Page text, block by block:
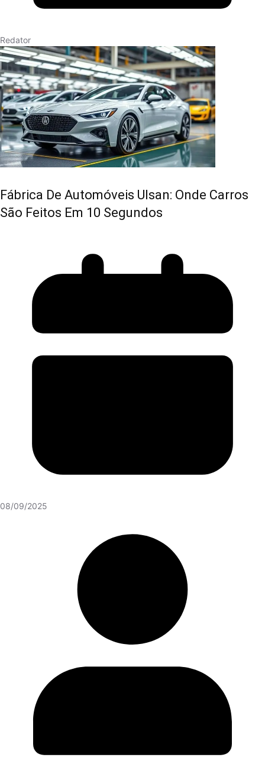
Redator
Fábrica De Automóveis Ulsan: Onde Carros
São Feitos Em 10 Segundos
08/09/2025